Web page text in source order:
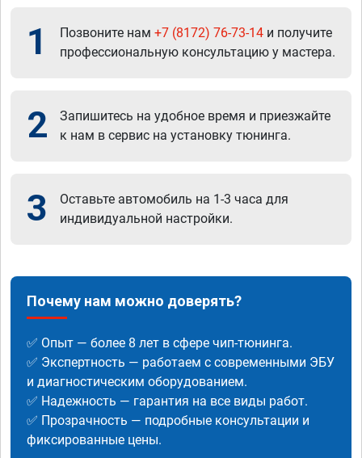
1 Позвоните нам +7 (8172) 76-73-14 и получите
профессиональную консультацию у мастера.
2
Запишитесь на удобное время и приезжайте
к нам в сервис на установку тюнинга.
3
Оставьте автомобиль на 1-3 часа для
индивидуальной настройки.
Почему нам можно доверять?
✅ Опыт — более 8 лет в сфере чип-тюнинга.
✅ Экспертность — работаем с современными ЭБУ
и диагностическим оборудованием.
✅ Надежность — гарантия на все виды работ.
✅ Прозрачность — подробные консультации и
фиксированные цены.